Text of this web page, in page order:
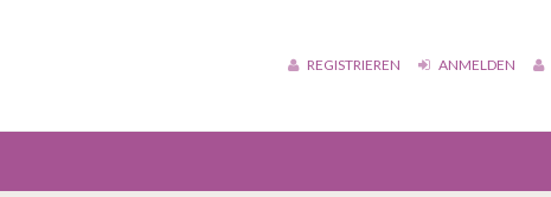
REGISTRIEREN ANMELDEN